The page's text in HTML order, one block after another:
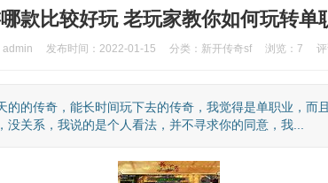
款比较好玩 老玩家教你如何玩转单
admin 发布时间：2022-01-15 分类： 新开传奇sf 浏览：7
的传奇，能长时间玩下去的传奇，我觉得是单职业，而
关系，我说的是个人看法，并不寻求你的同意，我...